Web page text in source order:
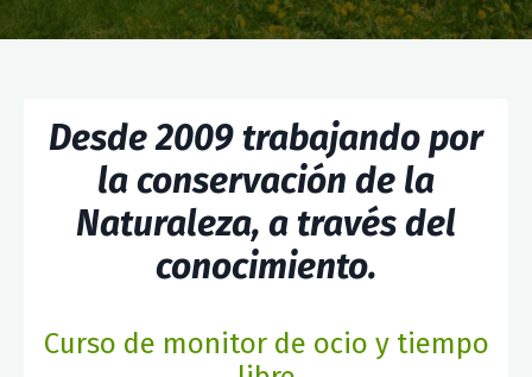
Desde 2009 trabajando por
la conservación de la
Naturaleza, a través del
conocimiento.
Curso de monitor de ocio y tiempo